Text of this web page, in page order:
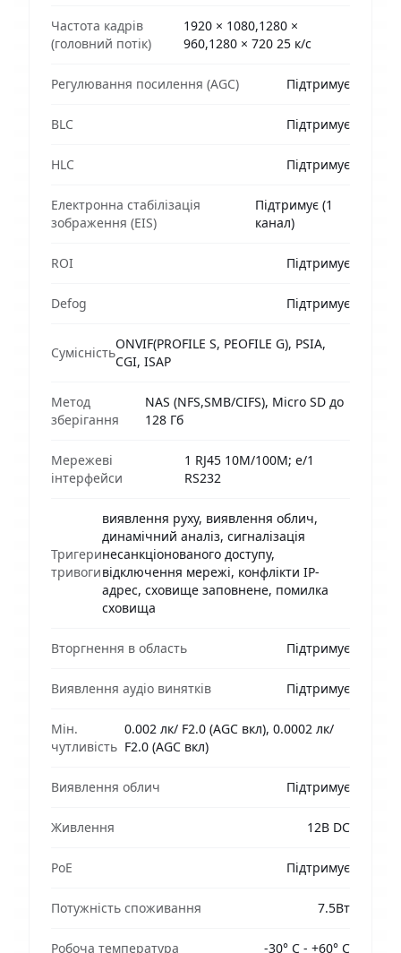
Частота кадрів
(головний потік)
1920 × 1080,1280 ×
960,1280 × 720 25 к/с
Регулювання посилення (AGC) Підтримує
BLC Підтримує
HLC Підтримує
Електронна стабілізація
зображення (EIS)
Підтримує (1
канал)
ROI Підтримує
Defog Підтримує
Сумісність
ONVIF(PROFILE S, PEOFILE G), PSIA,
CGI, ISAP
Метод
зберігання
NAS (NFS,SMB/CIFS), Micro SD до
128 Гб
Мережеві
інтерфейси
1 RJ45 10M/100M; e/1
RS232
Тригери
тривоги
виявлення руху, виявлення облич,
динамічний аналіз, сигналізація
несанкціонованого доступу,
відключення мережі, конфлікти IP-
адрес, сховище заповнене, помилка
сховища
Вторгнення в область Підтримує
Виявлення аудіо винятків Підтримує
Мін.
чутливість
0.002 лк/ F2.0 (AGC вкл), 0.0002 лк/
F2.0 (AGC вкл)
Виявлення облич Підтримує
Живлення 12В DC
PoE Підтримує
Потужність споживання 7.5Вт
Робоча температура -30° C - +60° C